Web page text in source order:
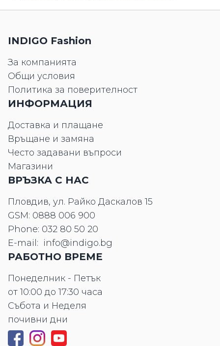
INDIGO Fashion
За компанията
Общи условия
Политика за поверителност
ИНФОРМАЦИЯ
Доставка и плащане
Връщане и замяна
Често задавани въпроси
Магазини
ВРЪЗКА С НАС
Пловдив, ул. Райко Даскалов 15
GSM: 0888 006 900
Phone: 032 80 50 20
E-mail: info@indigo.bg
РАБОТНО ВРЕМЕ
Понеделник - Петък
от 10:00 до 17:30 часа
Събота и Неделя
почивни дни